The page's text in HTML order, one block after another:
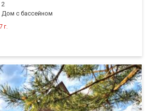
2
Дом с бассейном
г.